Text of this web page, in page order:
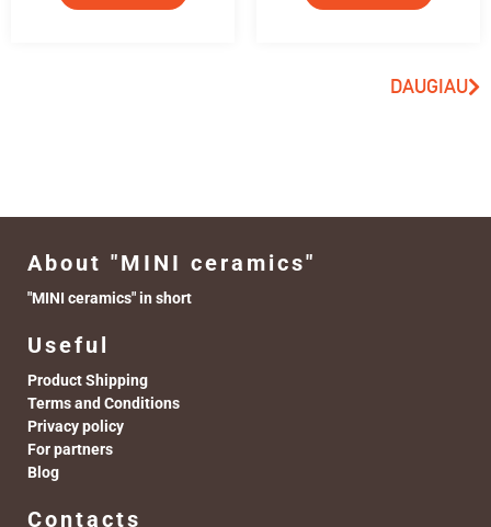
DAUGIAU
About "MINI ceramics"
"MINI ceramics" in short
Useful
Product Shipping
Terms and Conditions
Privacy policy
For partners
Blog
Contacts